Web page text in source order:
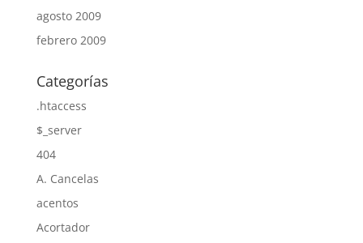
agosto 2009
febrero 2009
Categorías
.htaccess
$_server
404
A. Cancelas
acentos
Acortador